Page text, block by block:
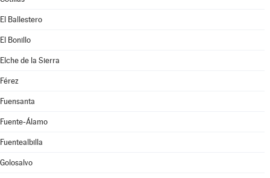
El Ballestero
El Bonillo
Elche de la Sierra
Férez
Fuensanta
Fuente-Álamo
Fuentealbilla
Golosalvo